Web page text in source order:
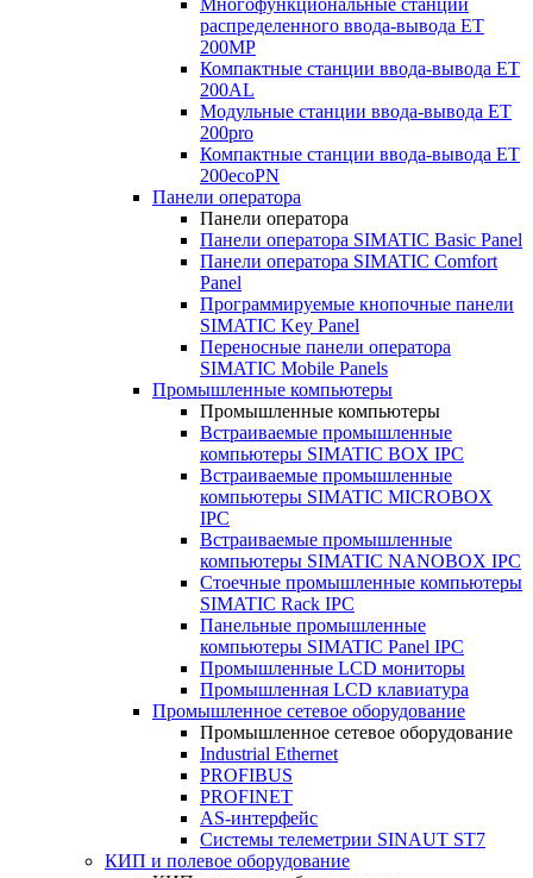
Многофункциональные станции
распределенного ввода-вывода ET
200MP
Компактные станции ввода-вывода ET
200AL
Модульные станции ввода-вывода ET
200pro
Компактные станции ввода-вывода ET
200ecoPN
Панели оператора
Панели оператора
Панели оператора SIMATIC Basic Panel
Панели оператора SIMATIC Comfort
Panel
Программируемые кнопочные панели
SIMATIC Key Panel
Переносные панели оператора
SIMATIC Mobile Panels
Промышленные компьютеры
Промышленные компьютеры
Встраиваемые промышленные
компьютеры SIMATIC BOX IPC
Встраиваемые промышленные
компьютеры SIMATIC MICROBOX
IPC
Встраиваемые промышленные
компьютеры SIMATIC NANOBOX IPC
Стоечные промышленные компьютеры
SIMATIC Rack IPC
Панельные промышленные
компьютеры SIMATIC Panel IPC
Промышленные LCD мониторы
Промышленная LCD клавиатура
Промышленное сетевое оборудование
Промышленное сетевое оборудование
Industrial Ethernet
PROFIBUS
PROFINET
AS-интерфейс
Системы телеметрии SINAUT ST7
КИП и полевое оборудование